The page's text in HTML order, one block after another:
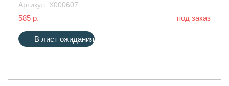
Артикул: X000607
585 р. под заказ
В лист ожидания